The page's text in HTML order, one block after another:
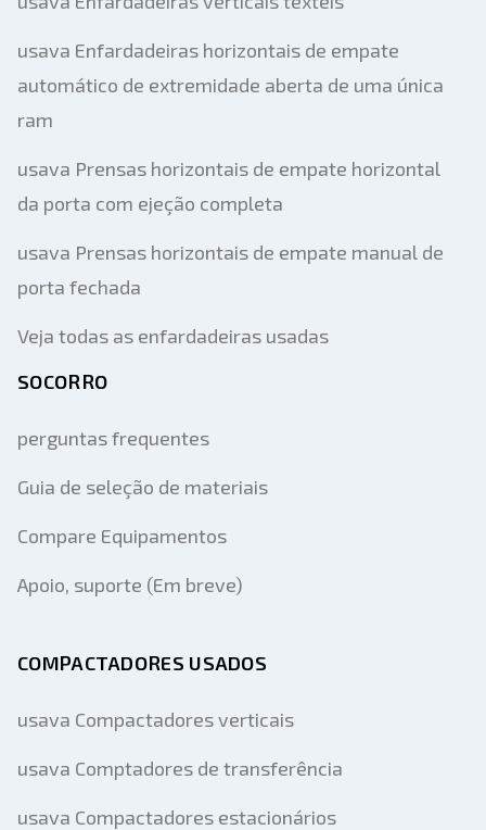
usava Enfardadeiras horizontais de empate
automático de extremidade aberta de uma única
ram
usava Prensas horizontais de empate horizontal
da porta com ejeção completa
usava Prensas horizontais de empate manual de
porta fechada
Veja todas as enfardadeiras usadas
SOCORRO
perguntas frequentes
Guia de seleção de materiais
Compare Equipamentos
Apoio, suporte (Em breve)
COMPACTADORES USADOS
usava Compactadores verticais
usava Comptadores de transferência
usava Compactadores estacionários